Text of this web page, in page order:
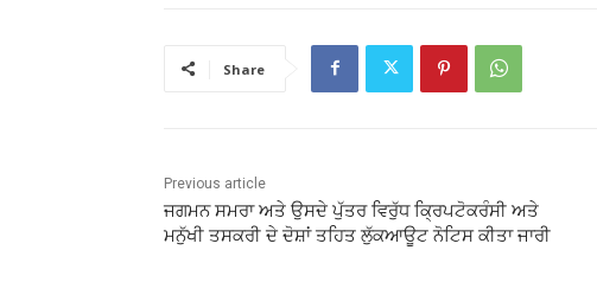
Share
Previous article
ਜਗਮਨ ਸਮਰਾ ਅਤੇ ਉਸਦੇ ਪੁੱਤਰ ਵਿਰੁੱਧ ਕ੍ਰਿਪਟੋਕਰੰਸੀ ਅਤੇ
ਮਨੁੱਖੀ ਤਸਕਰੀ ਦੇ ਦੋਸ਼ਾਂ ਤਹਿਤ ਲੁੱਕਆਊਟ ਨੋਟਿਸ ਕੀਤਾ ਜਾਰੀ